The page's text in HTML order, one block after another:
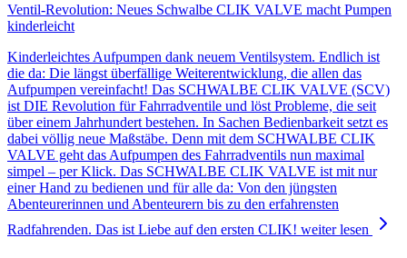
Ventil-Revolution: Neues Schwalbe CLIK VALVE macht Pumpen
kinderleicht
Kinderleichtes Aufpumpen dank neuem Ventilsystem. Endlich ist
die da: Die längst überfällige Weiterentwicklung, die allen das
Aufpumpen vereinfacht! Das SCHWALBE CLIK VALVE (SCV)
ist DIE Revolution für Fahrradventile und löst Probleme, die seit
über einem Jahrhundert bestehen. In Sachen Bedienbarkeit setzt es
dabei völlig neue Maßstäbe. Denn mit dem SCHWALBE CLIK
VALVE geht das Aufpumpen des Fahrradventils nun maximal
simpel – per Klick. Das SCHWALBE CLIK VALVE ist mit nur
einer Hand zu bedienen und für alle da: Von den jüngsten
Abenteurerinnen und Abenteurern bis zu den erfahrensten
Radfahrenden. Das ist Liebe auf den ersten CLIK! weiter lesen